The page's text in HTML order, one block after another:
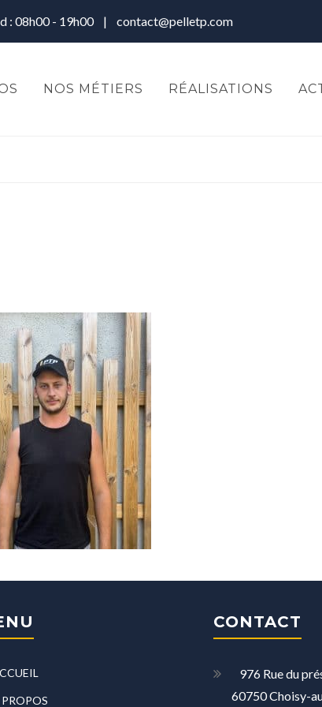
: 08h00 - 19h00 | contact@pelletp.com
NOS MÉTIERS RÉALISATIONS
CONTACT
976 Rue du
60750 Choisy-